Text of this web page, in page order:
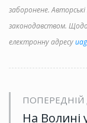
заборонене.
законодавством.
електронну адресу
На Волині